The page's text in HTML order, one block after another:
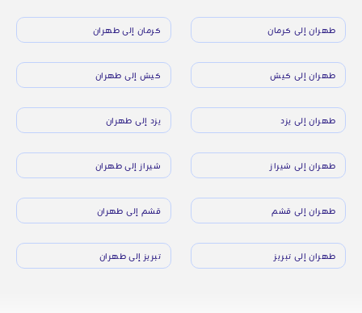
طهران إلى كرمان كرمان إلى طهران
طهران إلى كيش كيش إلى طهران
طهران إلى يزد يزد إلى طهران
طهران إلى شيراز شيراز إلى طهران
طهران إلى قشم قشم إلى طهران
طهران إلى تبريز تبريز إلى طهران